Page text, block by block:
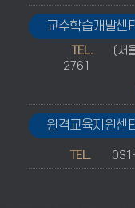
교수학습개발센
TEL.
(서
2761
원격교육지원센
TEL.